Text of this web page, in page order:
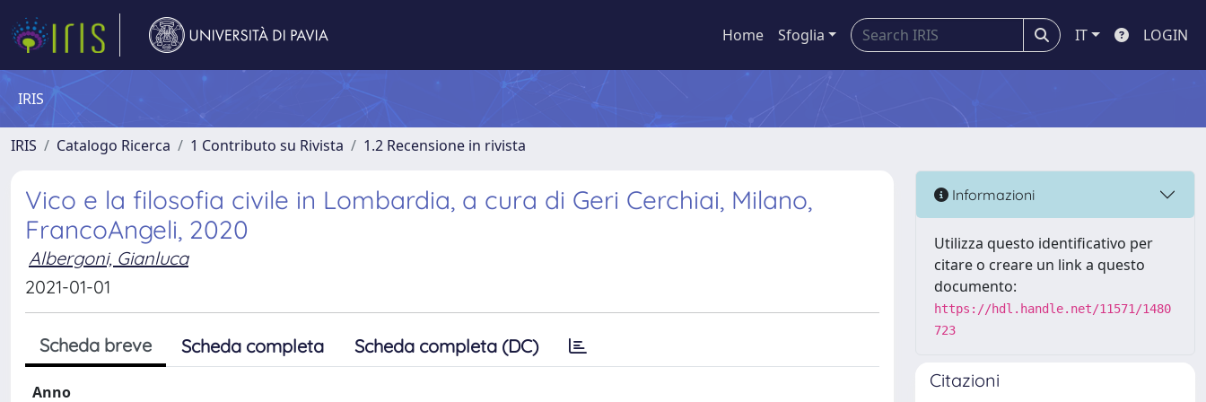
Home Sfoglia IT LOGIN
IRIS
IRIS Catalogo Ricerca 1 Contributo su Rivista 1.2 Recensione in rivista
Vico e la filosofia civile in Lombardia, a cura di Geri Cerchiai, Milano,
FrancoAngeli, 2020
Albergoni, Gianluca
2021-01-01
Scheda breve Scheda completa Scheda completa (DC)
Anno
Informazioni
Utilizza questo identificativo per
citare o creare un link a questo
documento:
https://hdl.handle.net/11571/1480
723
Citazioni